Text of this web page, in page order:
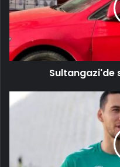
Sultangazi'de